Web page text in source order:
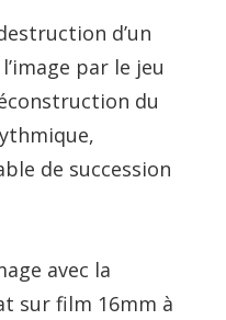
d’un
par le jeu
du
de succession
avec la
sur film 16mm à